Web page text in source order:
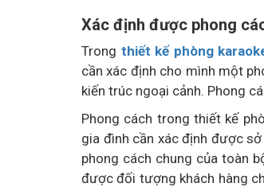
Xác định được phong
Trong thiết kế phòng
cần xác định cho mình một
kiến trúc ngoại cảnh. Phong
Phong cách trong thiết kế
gia đình cần xác định được
phong cách chung của toàn
được đối tượng khách hàng